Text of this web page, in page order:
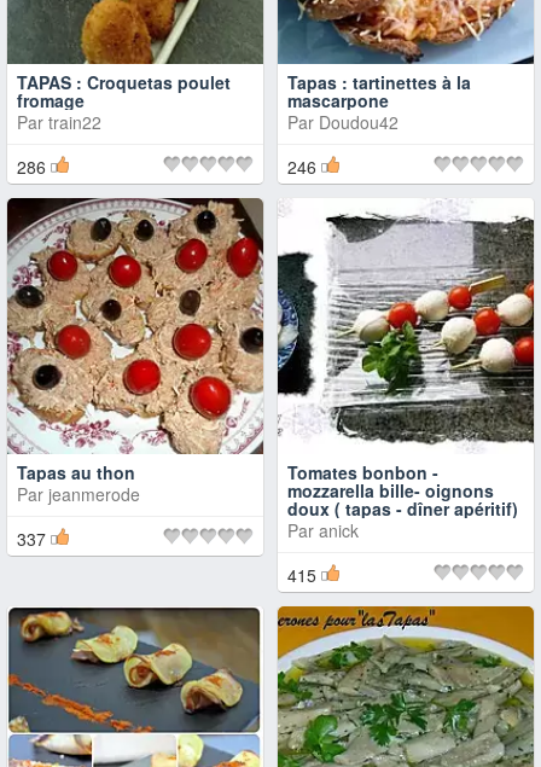
TAPAS : Croquetas poulet
fromage
Par train22
286
Tapas : tartinettes à la
mascarpone
Par Doudou42
246
Tapas au thon
Par jeanmerode
337
Tomates bonbon -
mozzarella bille- oignons
doux ( tapas - dîner apéritif)
Par anick
415